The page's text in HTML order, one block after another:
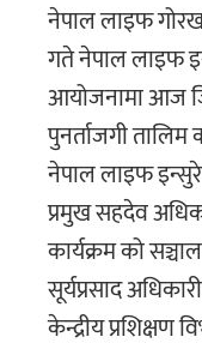
नेपाल लाइफ
गते नेपाल लाइफ
आयोजनामा आज
पुनर्ताजगी तालिम
नेपाल लाइफ
प्रमुख सहदेव
कार्यक्रम को
सूर्यप्रसाद
केन्द्रीय प्रशिक्षण